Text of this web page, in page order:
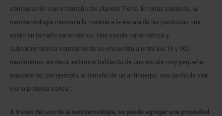
comparación con el tamaño del planeta Tierra. En otras palabras, la
nanotecnología manipula la materia a la escala de las partículas que
están en tamaño nanométrico. Una escala nanométrica y
submicrométrica normalmente se encuentra a entre los 10 y 900
nanómetros, es decir, estamos hablando de una escala muy pequeña
equivalente, por ejemplo, al tamaño de un anticuerpo, una partícula viral
o una proteína sérica”.
A través del uso de la nanotecnología, se puede agregar una propiedad